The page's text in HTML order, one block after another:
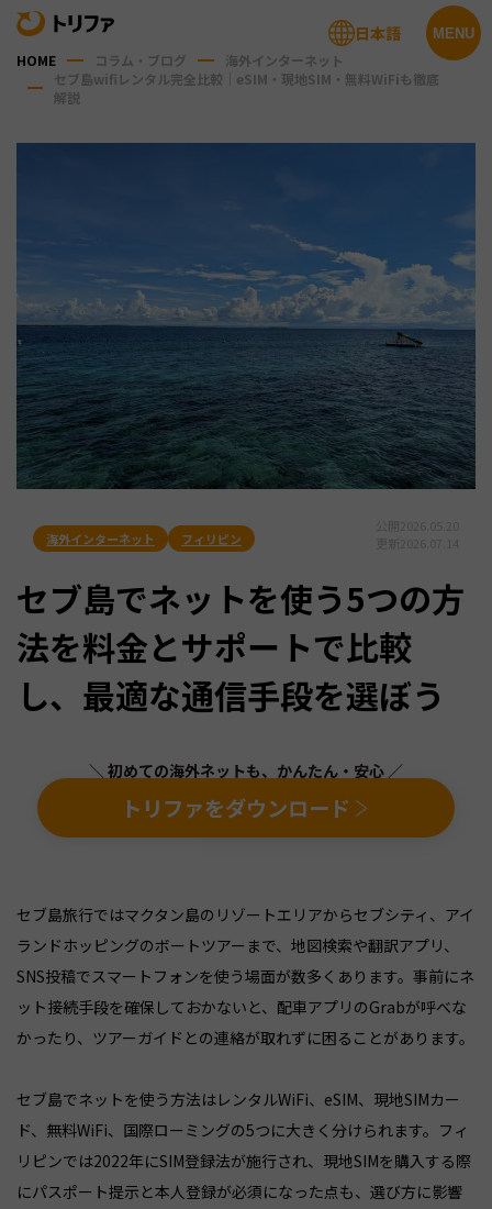
MENU
日本語
HOME コラム・ブログ
海外インターネット
セブ島wifiレンタル完全比較｜eSIM・現地SIM・無料WiFiも徹底
解説
海外インターネット フィリピン
セブ島でネットを使う5つの方
法を料金とサポートで比較
し、最適な通信手段を選ぼう
＼ 初めての海外ネットも、かんたん・安心 ／
トリファをダウンロード
セブ島旅行ではマクタン島のリゾートエリアからセブシティ、アイ
ランドホッピングのボートツアーまで、地図検索や翻訳アプリ、
SNS投稿でスマートフォンを使う場面が数多くあります。事前にネ
ット接続手段を確保しておかないと、配車アプリのGrabが呼べな
かったり、ツアーガイドとの連絡が取れずに困ることがあります。
セブ島でネットを使う方法はレンタルWiFi、eSIM、現地SIMカー
ド、無料WiFi、国際ローミングの5つに大きく分けられます。フィ
リピンでは2022年にSIM登録法が施行され、現地SIMを購入する際
にパスポート提示と本人登録が必須になった点も、選び方に影響